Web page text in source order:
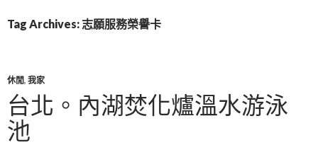
Tag Archives: 志願服務榮譽卡
休閒, 我家
台北。內湖焚化爐溫水游泳
池